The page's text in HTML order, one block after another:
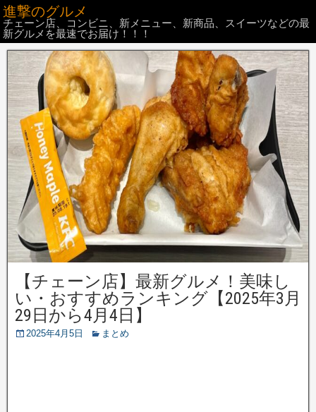
進撃のグルメ
チェーン店、コンビニ、新メニュー、新商品、スイーツなどの最
新グルメを最速でお届け！！！
【チェーン店】最新グルメ！美味し
い・おすすめランキング【2025年3月
29日から4月4日】
2025年4月5日 まとめ